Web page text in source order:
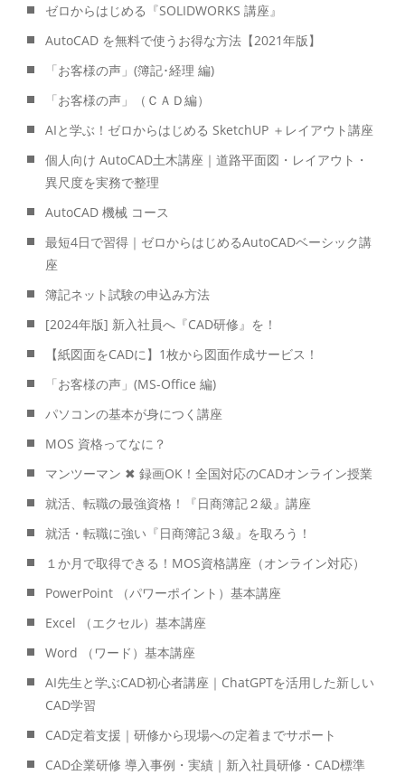
ゼロからはじめる『SOLIDWORKS 講座』
AutoCAD を無料で使うお得な方法【2021年版】
「お客様の声」(簿記･経理 編)
「お客様の声」（ＣＡＤ編）
AIと学ぶ！ゼロからはじめる SketchUP ＋レイアウト講座
個人向け AutoCAD土木講座｜道路平面図・レイアウト・
異尺度を実務で整理
AutoCAD 機械 コース
最短4日で習得｜ゼロからはじめるAutoCADベーシック講
座
簿記ネット試験の申込み方法
[2024年版] 新入社員へ『CAD研修』を！
【紙図面をCADに】1枚から図面作成サービス！
「お客様の声」(MS-Office 編)
パソコンの基本が身につく講座
MOS 資格ってなに？
マンツーマン ✖ 録画OK！全国対応のCADオンライン授業
就活、転職の最強資格！『日商簿記２級』講座
就活・転職に強い『日商簿記３級』を取ろう！
１か月で取得できる！MOS資格講座（オンライン対応）
PowerPoint （パワーポイント）基本講座
Excel （エクセル）基本講座
Word （ワード）基本講座
AI先生と学ぶCAD初心者講座｜ChatGPTを活用した新しい
CAD学習
CAD定着支援｜研修から現場への定着までサポート
CAD企業研修 導入事例・実績｜新入社員研修・CAD標準